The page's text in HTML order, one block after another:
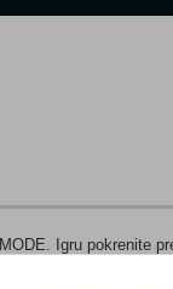
Igru pokrenite